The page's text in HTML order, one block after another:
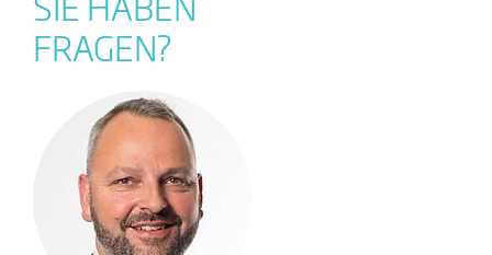
SIE HABEN
FRAGEN?